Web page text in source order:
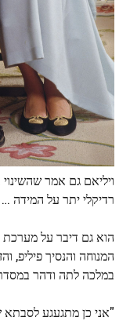
ויליאם גם אמר
רדיקלי יתר על המידה
הוא גם דיבר על
המנוחה והנסיך פיליפ,
במלכה לתה ודהר
"אני כן מתגעגע לסבתא